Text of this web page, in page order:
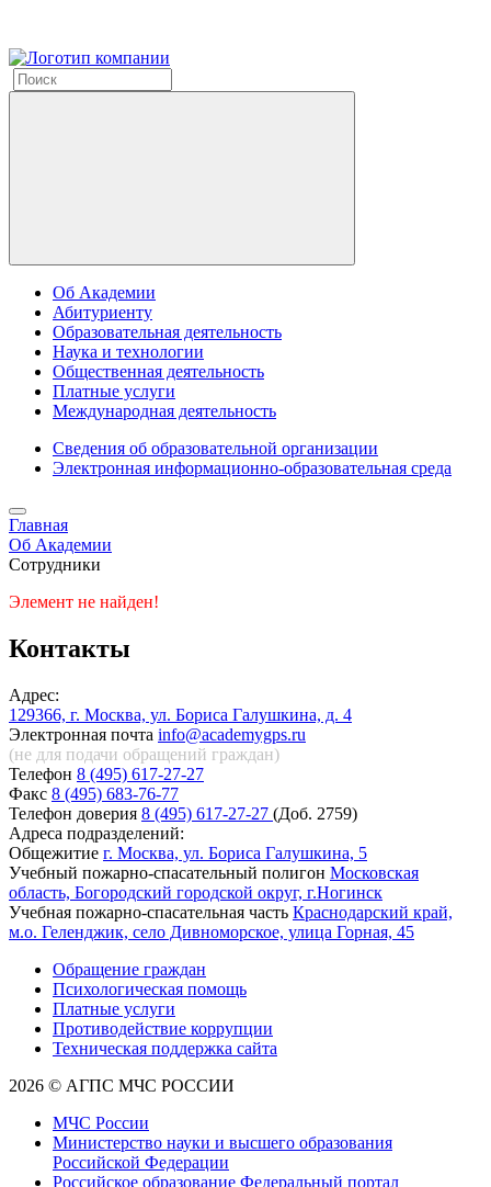
Об Академии
Абитуриенту
Образовательная деятельность
Наука и технологии
Общественная деятельность
Платные услуги
Международная деятельность
Сведения об образовательной организации
Электронная информационно-образовательная среда
Главная
Об Академии
Сотрудники
Элемент не найден!
Контакты
Адрес:
129366, г. Москва, ул. Бориса Галушкина, д. 4
Электронная почта info@academygps.ru
(не для подачи обращений граждан)
Телефон 8 (495) 617-27-27
Факс 8 (495) 683-76-77
Телефон доверия 8 (495) 617-27-27 (Доб. 2759)
Адреса подразделений:
Общежитие г. Москва, ул. Бориса Галушкина, 5
Учебный пожарно-спасательный полигон Московская
область, Богородский городской округ, г.Ногинск
Учебная пожарно-спасательная часть Краснодарский край,
м.о. Геленджик, село Дивноморское, улица Горная, 45
Обращение граждан
Психологическая помощь
Платные услуги
Противодействие коррупции
Техническая поддержка сайта
2026 © АГПС МЧС РОССИИ
МЧС России
Министерство науки и высшего образования
Российской Федерации
Российское образование Федеральный портал